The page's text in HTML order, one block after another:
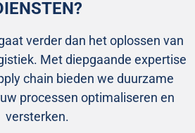
verder dan het oplossen van
Met diepgaande expertise
chain bieden we duurzame
processen optimaliseren en
versterken.